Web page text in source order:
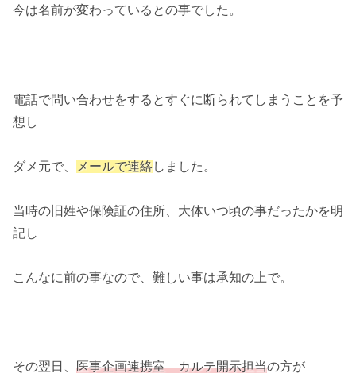
今は名前が変わっているとの事でした。
電話で問い合わせをするとすぐに断られてしまうことを予
想し
ダメ元で、 メールで連絡しました。
当時の旧姓や保険証の住所、大体いつ頃の事だったかを明
記し
こんなに前の事なので、難しい事は承知の上で。
その翌日、 医事企画連携室 カルテ開示担当の方が